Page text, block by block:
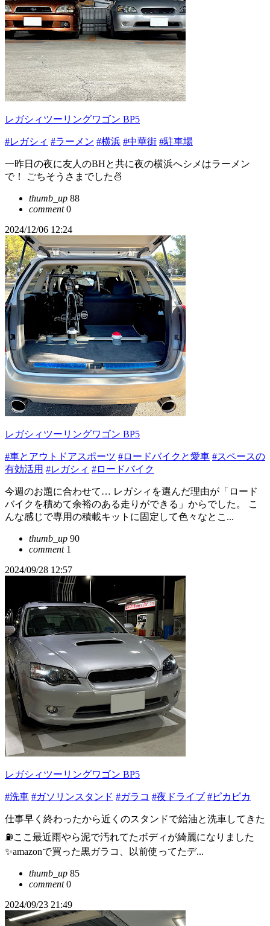
レガシィツーリングワゴン BP5
#レガシィ #ラーメン #横浜 #中華街 #駐車場
一昨日の夜に友人のBHと共に夜の横浜へシメはラーメン
で！ ごちそうさまでした🍜
thumb_up 88
comment0
2024/12/06 12:24
レガシィツーリングワゴン BP5
#車とアウトドアスポーツ #ロードバイクと愛車 #スペースの
有効活用 #レガシィ #ロードバイク
今週のお題に合わせて… レガシィを選んだ理由が「ロード
バイクを積めて余裕のある走りができる」からでした。 こ
んな感じで専用の積載キットに固定して色々なとこ...
thumb_up 90
comment1
2024/09/28 12:57
レガシィツーリングワゴン BP5
#洗車 #ガソリンスタンド #ガラコ #夜ドライブ #ピカピカ
仕事早く終わったから近くのスタンドで給油と洗車してきた
⛽️ここ最近雨やら泥で汚れてたボディが綺麗になりました
✨amazonで買った黒ガラコ、以前使ってたデ...
thumb_up 85
comment0
2024/09/23 21:49